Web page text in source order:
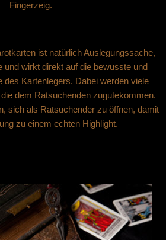
Fingerzeig.
ist natürlich Auslegungssache,
und wirkt direkt auf die bewusste und
des Kartenlegers. Dabei werden viele
dem Ratsuchenden zugutekommen.
sich als Ratsuchender zu öffnen, damit
zu einem echten Highlight.